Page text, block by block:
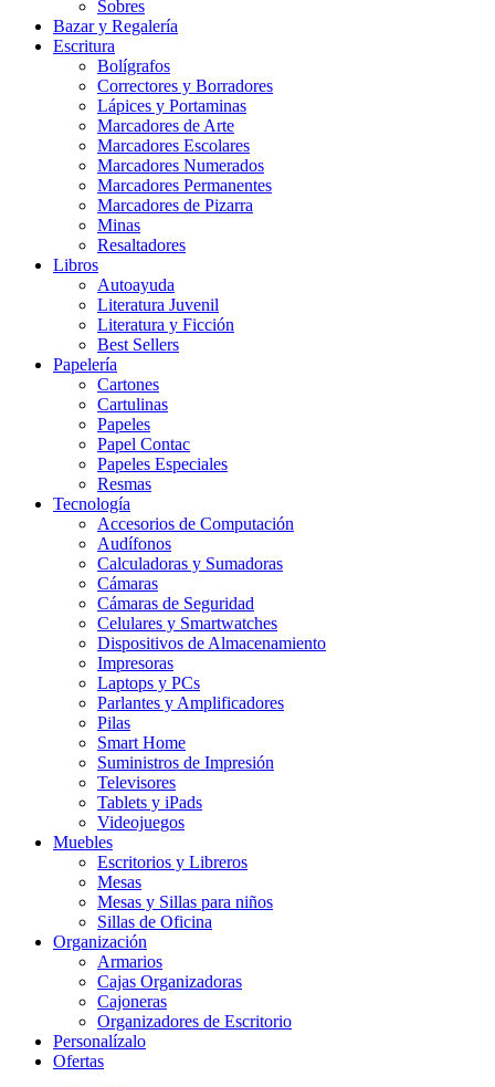
Sobres
Bazar y Regalería
Escritura
Bolígrafos
Correctores y Borradores
Lápices y Portaminas
Marcadores de Arte
Marcadores Escolares
Marcadores Numerados
Marcadores Permanentes
Marcadores de Pizarra
Minas
Resaltadores
Libros
Autoayuda
Literatura Juvenil
Literatura y Ficción
Best Sellers
Papelería
Cartones
Cartulinas
Papeles
Papel Contac
Papeles Especiales
Resmas
Tecnología
Accesorios de Computación
Audífonos
Calculadoras y Sumadoras
Cámaras
Cámaras de Seguridad
Celulares y Smartwatches
Dispositivos de Almacenamiento
Impresoras
Laptops y PCs
Parlantes y Amplificadores
Pilas
Smart Home
Suministros de Impresión
Televisores
Tablets y iPads
Videojuegos
Muebles
Escritorios y Libreros
Mesas
Mesas y Sillas para niños
Sillas de Oficina
Organización
Armarios
Cajas Organizadoras
Cajoneras
Organizadores de Escritorio
Personalízalo
Ofertas